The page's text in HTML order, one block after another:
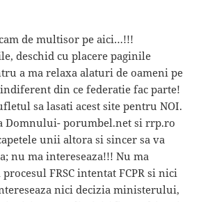
de multisor pe aici…!!!
deschid cu placere paginile
a ma relaxa alaturi de oameni pe
din ce federatie fac parte!
sa lasati acest site pentru NOI.
Domnului- porumbel.net si rrp.ro
unii altora si sincer sa va
nu ma intereseaza!!! Nu ma
FRSC intentat FCPR si nici
nici decizia ministerului,